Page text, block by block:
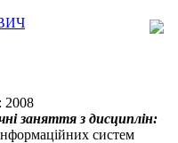
2008
заняття з дисциплін:
систем